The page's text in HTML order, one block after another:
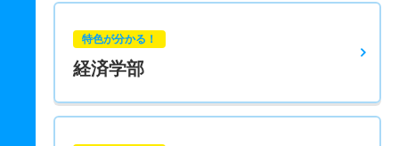
特色が分かる！
経済学部